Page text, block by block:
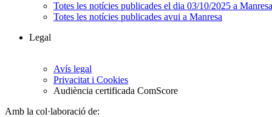
Totes les notícies publicades el dia 03/10/2025 a Manresa
Totes les notícies publicades avui a Manresa
Legal
Avís legal
Privacitat i Cookies
Audiència certificada ComScore
Amb la col·laboració de: